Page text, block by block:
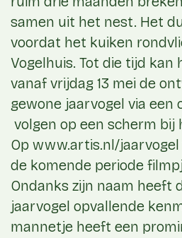
samen uit het nest. Het
voordat het kuiken
Vogelhuis. Tot die tijd kan
vanaf vrijdag 13 mei de
gewone jaarvogel via een
volgen op een scherm bij
Op www.artis.nl/
de komende periode
Ondanks zijn naam heeft
jaarvogel opvallende
mannetje heeft een